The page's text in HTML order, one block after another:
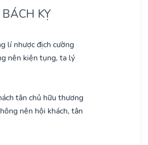
KỴ
lí nhược địch cường
nên kiện tụng, ta lý
tân chủ hữu thương
nên hội khách, tân